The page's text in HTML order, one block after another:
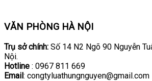
VĂN PHÒNG HÀ NỘI
Trụ sở chính: Số 14 N2 Ngõ 90 Nguyễn
Nội.
Hotline : 0967 811 669
Email: congtyluathungnguyen@gmail.com